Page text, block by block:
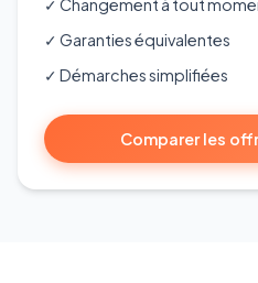
✓ Changement à tout
✓ Garanties équivalentes
✓ Démarches simplifiées
Comparer les